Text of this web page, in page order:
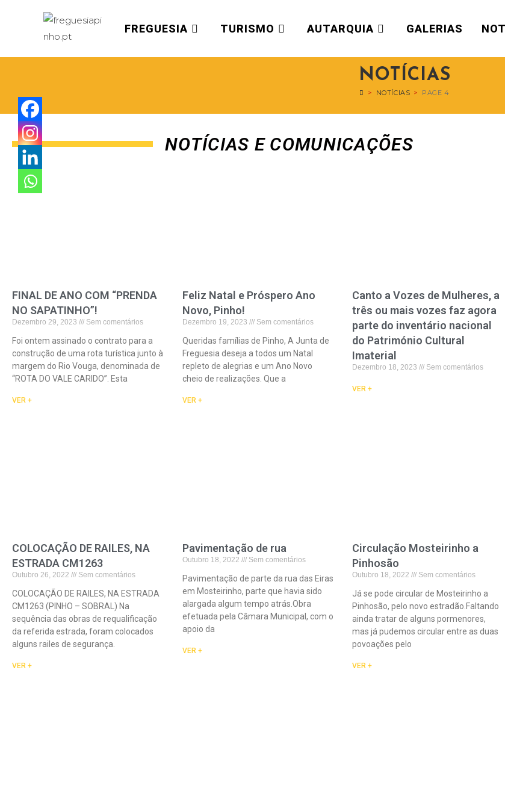
FREGUESIA TURISMO AUTARQUIA GALERIAS
NOTÍCIAS
> NOTÍCIAS > PAGE 4
NOTÍCIAS E COMUNICAÇÕES
FINAL DE ANO COM “PRENDA
NO SAPATINHO”!
Dezembro 29, 2023 Sem comentários
Foi ontem assinado o contrato para a
construção de uma rota turística junto à
margem do Rio Vouga, denominada de
“ROTA DO VALE CARIDO”. Esta
VER +
Feliz Natal e Próspero Ano
Novo, Pinho!
Dezembro 19, 2023 Sem comentários
Queridas famílias de Pinho, A Junta de
Freguesia deseja a todos um Natal
repleto de alegrias e um Ano Novo
cheio de realizações. Que a
VER +
Canto a Vozes de Mulheres, a
três ou mais vozes faz agora
parte do inventário nacional
do Património Cultural
Imaterial
Dezembro 18, 2023 Sem comentários
VER +
COLOCAÇÃO DE RAILES, NA
ESTRADA CM1263
Outubro 26, 2022 Sem comentários
COLOCAÇÃO DE RAILES, NA ESTRADA
CM1263 (PINHO – SOBRAL) Na
sequência das obras de requalificação
da referida estrada, foram colocados
alguns railes de segurança.
VER +
Pavimentação de rua
Outubro 18, 2022 Sem comentários
Pavimentação de parte da rua das Eiras
em Mosteirinho, parte que havia sido
alargada algum tempo atrás.Obra
efetuada pela Câmara Municipal, com o
apoio da
VER +
Circulação Mosteirinho a
Pinhosão
Outubro 18, 2022 Sem comentários
Já se pode circular de Mosteirinho a
Pinhosão, pelo novo estradão.Faltando
ainda tratar de alguns pormenores,
mas já pudemos circular entre as duas
povoações pelo
VER +